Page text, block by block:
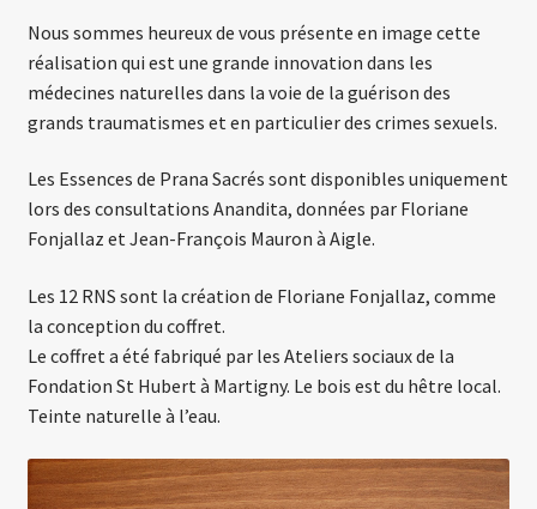
Nous sommes heureux de vous présente en image cette
réalisation qui est une grande innovation dans les
médecines naturelles dans la voie de la guérison des
grands traumatismes et en particulier des crimes sexuels.
Les Essences de Prana Sacrés sont disponibles uniquement
lors des consultations Anandita, données par Floriane
Fonjallaz et Jean-François Mauron à Aigle.
Les 12 RNS sont la création de Floriane Fonjallaz, comme
la conception du coffret.
Le coffret a été fabriqué par les Ateliers sociaux de la
Fondation St Hubert à Martigny. Le bois est du hêtre local.
Teinte naturelle à l’eau.